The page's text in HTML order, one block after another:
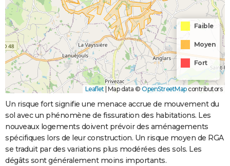
Faible
Moyen
Fort
Leaflet Map data © OpenStreetMapcontributors
Un risque fort signifie une menace accrue de mouvement du
sol avec un phénomène de fissuration des habitations. Les
nouveaux logements doivent prévoir des aménagements
spécifiques lors de leur construction. Un risque moyen de RGA
se traduit par des variations plus modérées des sols. Les
dégâts sont généralement moins importants.